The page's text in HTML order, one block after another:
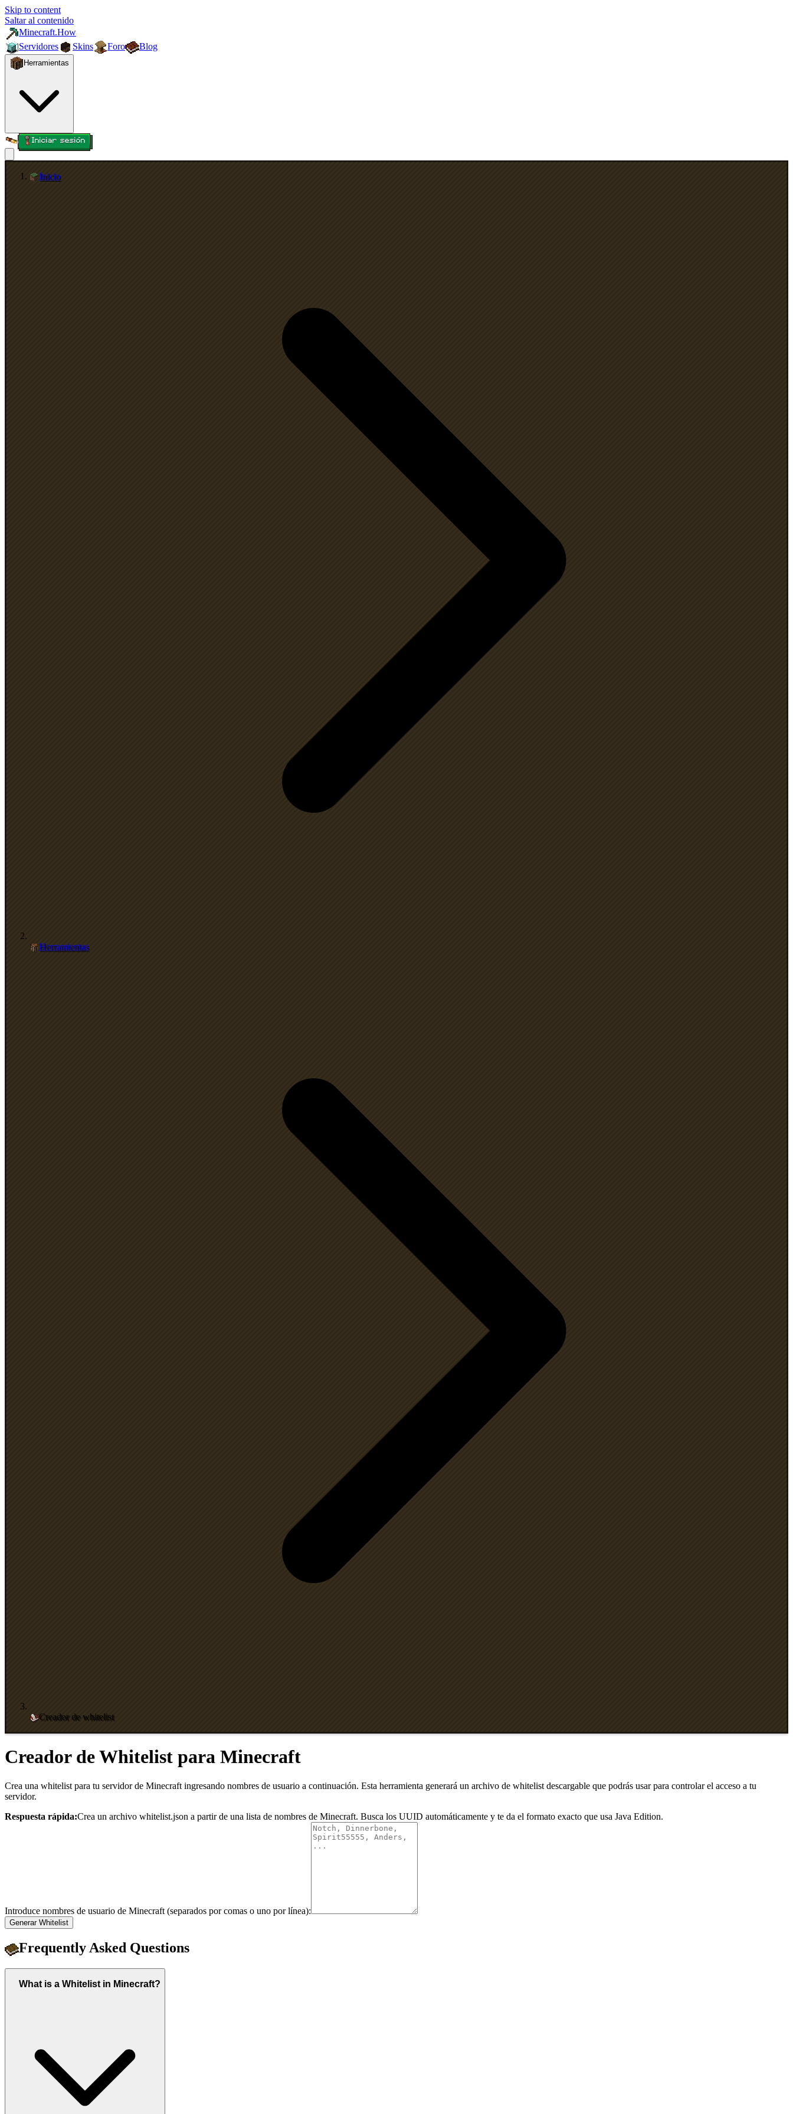
Skip to content
Saltar al contenido
Minecraft.How
Servidores
Skins Foro Blog
Herramientas
Iniciar sesión
Inicio
Herramientas
Creador de whitelist
Creador de Whitelist para Minecraft
Crea una whitelist para tu servidor de Minecraft ingresando nombres de usuario a continuación. Esta herramienta generará un archivo de whitelist descargable que podrás usar para controlar el acceso a tu
servidor.
Respuesta rápida:Crea un archivo whitelist.json a partir de una lista de nombres de Minecraft. Busca los UUID automáticamente y te da el formato exacto que usa Java Edition.
Introduce nombres de usuario de Minecraft (separados por comas o uno por línea):
Generar Whitelist
Frequently Asked Questions
What is a Whitelist in Minecraft?